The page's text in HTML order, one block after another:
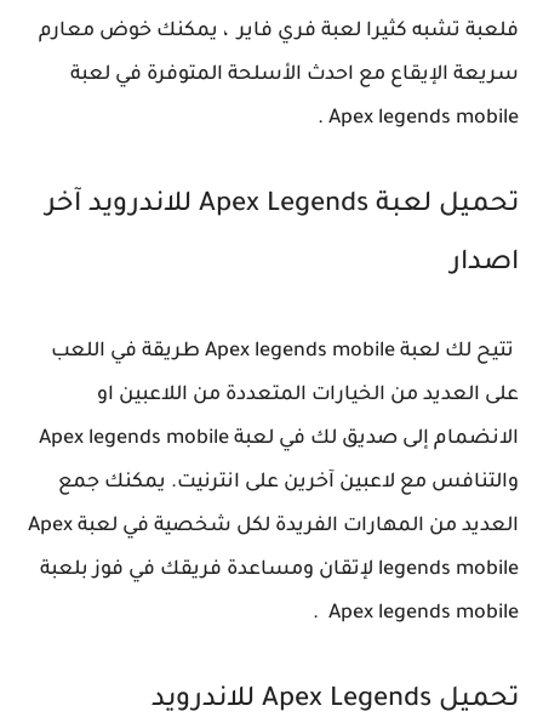
فلعبة تشبه كثيرا لعبة فري فاير ، يمكنك خوض معارم
سريعة الإيقاع مع احدث الأسلحة المتوفرة في لعبة
Apex legends mobile .
تحميل لعبة Apex Legends للاندرويد آخر
اصدار
تتيح لك لعبة Apex legends mobile طريقة في اللعب
على العديد من الخيارات المتعددة من اللاعبين او
الانضمام إلى صديق لك في لعبة Apex legends mobile
والتنافس مع لاعبين آخرين على انترنيت. يمكنك جمع
العديد من المهارات الفريدة لكل شخصية في لعبة Apex
legends mobile لإتقان ومساعدة فريقك في فوز بلعبة
Apex legends mobile .
تحميل Apex Legends للاندرويد